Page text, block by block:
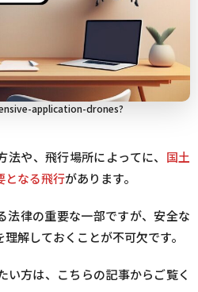
と入力方法
と注意点
請の手順
対応
請の違いと対象エリア
application-drones?
や、飛行場所によってに、 国土
となる飛行があります。
法律の重要な一部ですが、安全な
解しておくことが不可欠です。
い方は、こちらの記事からご覧く